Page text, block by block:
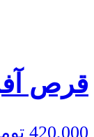
قرص
420,000